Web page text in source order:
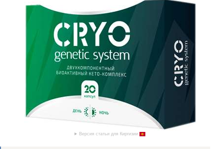
Версия статьи для Киргизии